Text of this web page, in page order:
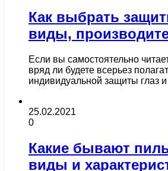
Как выбрать
виды,
Если вы самостоятельно
вряд ли будете всерьез
индивидуальной защиты глаз
25.02.2021
0
Какие бывают
виды и